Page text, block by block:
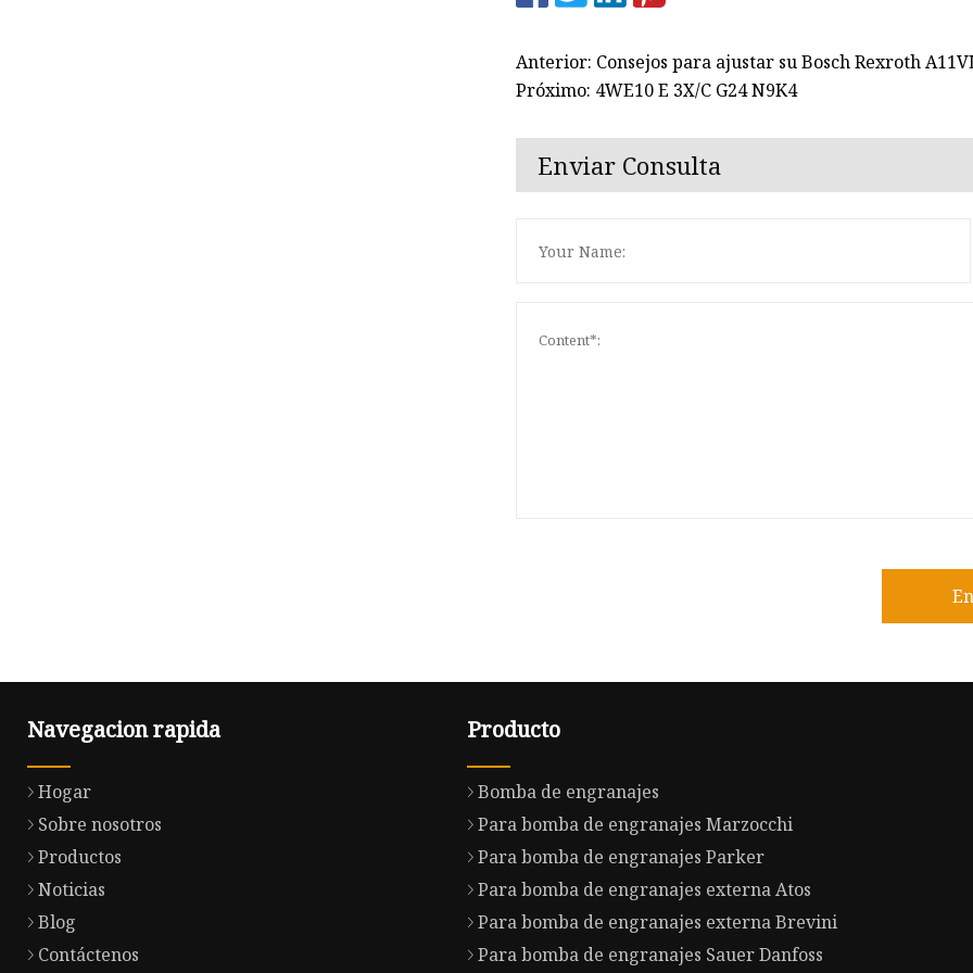
Anterior: Consejos para ajustar su Bosch Rexroth
Próximo: 4WE10 E 3X/C G24 N9K4
Enviar Consulta
Navegacion rapida
Hogar
Sobre nosotros
Productos
Noticias
Blog
Contáctenos
Producto
Bomba de engranajes
Para bomba de engranajes Marzocchi
Para bomba de engranajes Parker
Para bomba de engranajes externa Atos
Para bomba de engranajes externa Brevini
Para bomba de engranajes Sauer Danfoss